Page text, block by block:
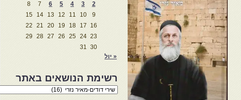
2
3
4
5
6
7
8
9
10
11
12
13
14
15
16
17
18
19
20
21
22
23
24
25
26
27
28
29
30
31
« יול
רשימת הנושאים באתר
רשימת
הנושאים